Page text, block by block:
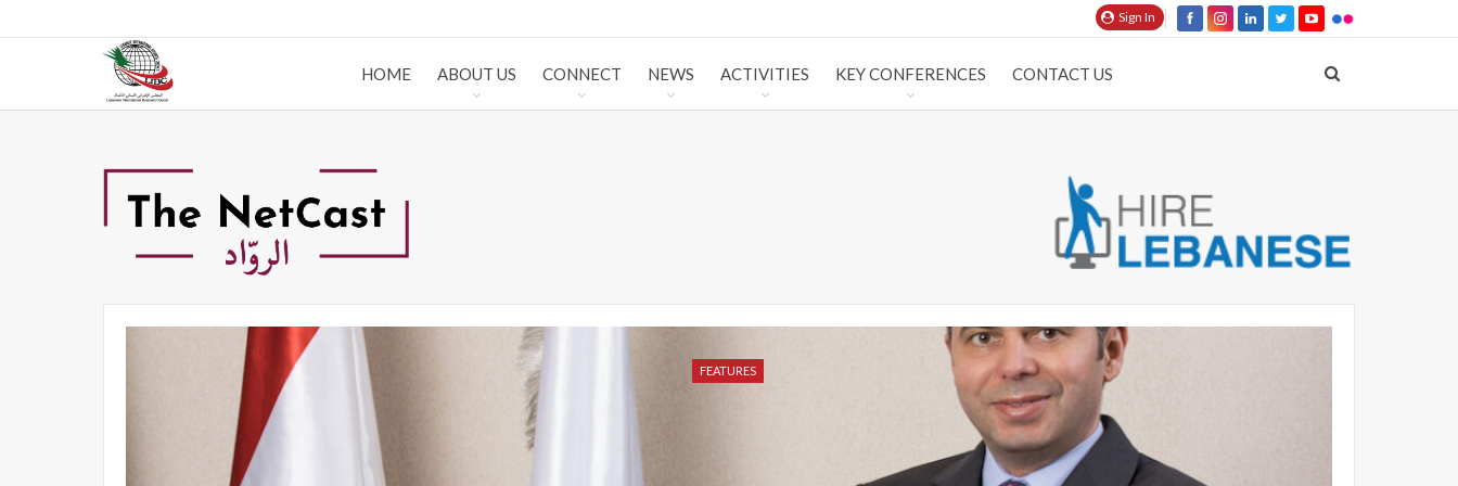
Sign In
HOME ABOUT US CONNECT NEWS ACTIVITIES KEY CONFERENCES CONTACT US
FEATURES
FEATURES
FEATURES
FEATURES
FEATURES